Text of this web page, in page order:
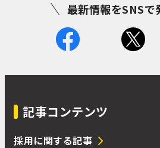
最新情報をSNSで
記事コンテンツ
採用に関する記事